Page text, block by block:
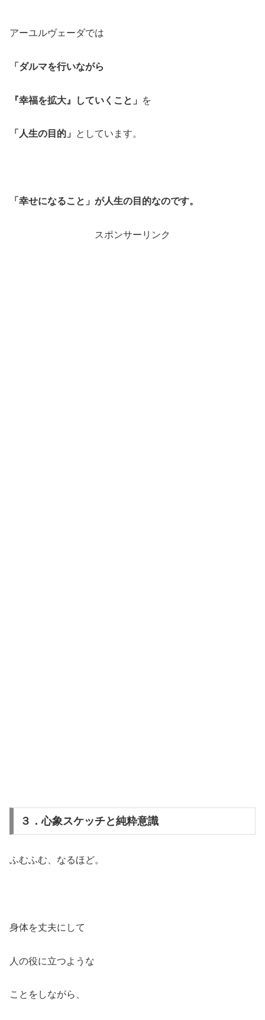
アーユルヴェーダでは
「ダルマを行いながら
『幸福を拡大』していくこと」 を
「人生の目的」 としています。
「幸せになること」が人生の目的なのです。
スポンサーリンク
３．心象スケッチと純粋意識
ふむふむ、なるほど。
身体を丈夫にして
人の役に立つような
ことをしながら、